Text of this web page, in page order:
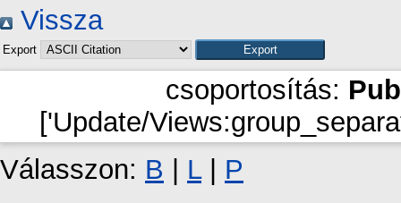
Vissza
Export
csoportosítás:
['Update/
Válasszon: B L| P